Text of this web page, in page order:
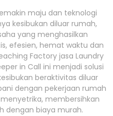
maju dan teknologi
kesibukan diluar rumah,
yang menghasilkan
efesien, hemat waktu dan
Factory jasa Laundry
in Call ini menjadi solusi
beraktivitas diluar
dengan pekerjaan rumah
membersihkan
dengan biaya murah.